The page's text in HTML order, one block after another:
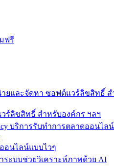
ร์ลิขสิทธิ์ สำหรับองค์กร ฯลฯ
อนไลน์แบบไวๆ